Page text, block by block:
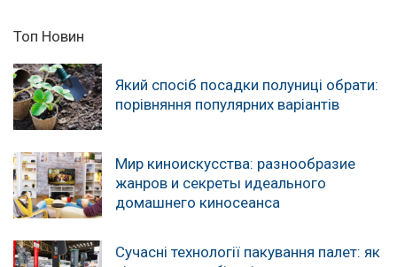
Топ Новин
Який спосіб посадки полуниці обрати:
порівняння популярних варіантів
Мир киноискусства: разнообразие
жанров и секреты идеального
домашнего киносеанса
Сучасні технології пакування палет: як